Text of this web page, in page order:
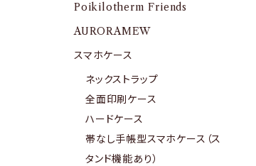
Poikilotherm Friends
AURORAMEW
スマホケース
ネックストラップ
全面印刷ケース
ハードケース
帯なし手帳型スマホケース（ス
タンド機能あり）